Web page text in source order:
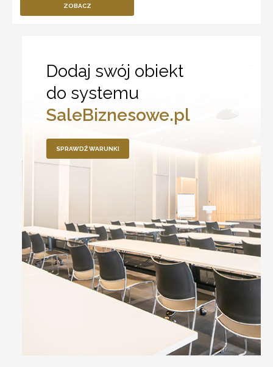
ZOBACZ
Dodaj swój obiekt
do systemu
SaleBiznesowe.pl
SPRAWDŹ WARUNKI